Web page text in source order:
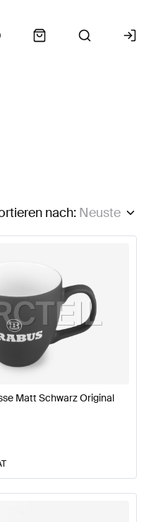
nach: Neuste
W177 Tuning- und
Matt Schwarz Original